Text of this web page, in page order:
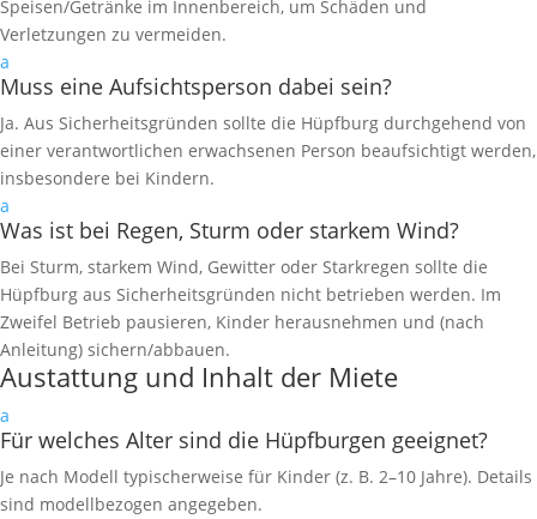
Speisen/Getränke im Innenbereich, um Schäden und
Verletzungen zu vermeiden.
a
Muss eine Aufsichtsperson dabei sein?
Ja. Aus Sicherheitsgründen sollte die Hüpfburg durchgehend von
einer verantwortlichen erwachsenen Person beaufsichtigt werden,
insbesondere bei Kindern.
a
Was ist bei Regen, Sturm oder starkem Wind?
Bei Sturm, starkem Wind, Gewitter oder Starkregen sollte die
Hüpfburg aus Sicherheitsgründen nicht betrieben werden. Im
Zweifel Betrieb pausieren, Kinder herausnehmen und (nach
Anleitung) sichern/abbauen.
Austattung und Inhalt der Miete
a
Für welches Alter sind die Hüpfburgen geeignet?
Je nach Modell typischerweise für Kinder (z. B. 2–10 Jahre). Details
sind modellbezogen angegeben.